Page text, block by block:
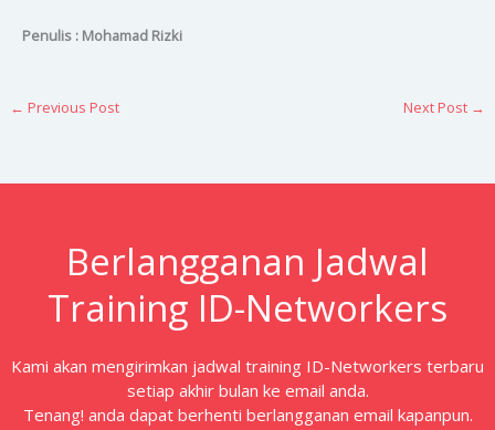
Penulis : Mohamad Rizki
← Previous Post Next Post →
Berlangganan Jadwal
Training ID-Networkers
Kami akan mengirimkan jadwal training ID-Networkers terbaru
setiap akhir bulan ke email anda.
Tenang! anda dapat berhenti berlangganan email kapanpun.